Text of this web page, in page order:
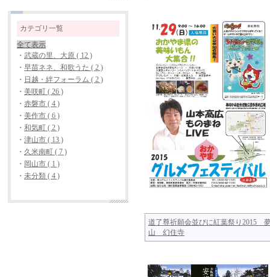
カテゴリ一覧
全て表示
・ 武蔵の里、大原 ( 12 )
・ 早苗ネネ、和歌うた ( 2 )
・ 日越・絆フォーラム ( 2 )
・ 美咲町 ( 26 )
・ 赤磐市 ( 4 )
・ 美作市 ( 6 )
・ 和気町 ( 2 )
・ 津山市 ( 13 )
・ 久米南町 ( 7 )
・ 岡山市 ( 1 )
・ 未分類 ( 4 )
道了尊祈願会並びに紅葉祭り2015
山 幻住寺